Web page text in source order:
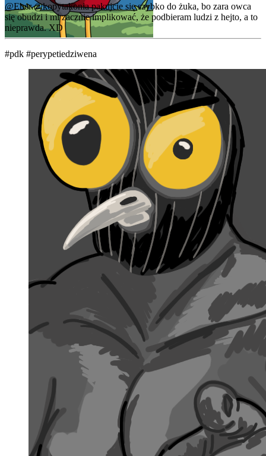
@Eber @kopytakoniapakujcie się szybko do żuka, bo zara owca
się obudzi i mi zacznie implikować, że podbieram ludzi z hejto, a to
nieprawda. XD
#pdk #perypetiedziwena